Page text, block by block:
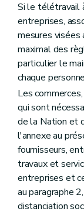
Si le télétravail
entreprises,
mesures visées
maximal des
particulier le
chaque
Les
qui sont
de la Nation et
l'annexe au
fournisseurs,
travaux et
entreprises et
au paragraphe
distanciation